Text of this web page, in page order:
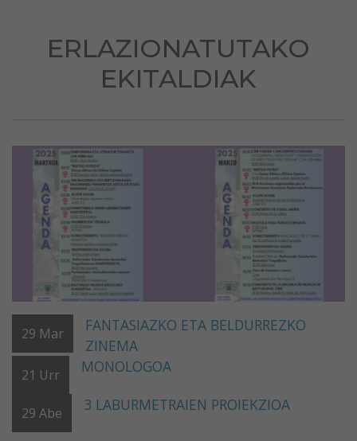
ERLAZIONATUTAKO
EKITALDIAK
29 Mar
FANTASIAZKO ETA BELDURREZKO
ZINEMA
21 Urr MONOLOGOA
29 Abe 3 LABURMETRAIEN PROIEKZIOA